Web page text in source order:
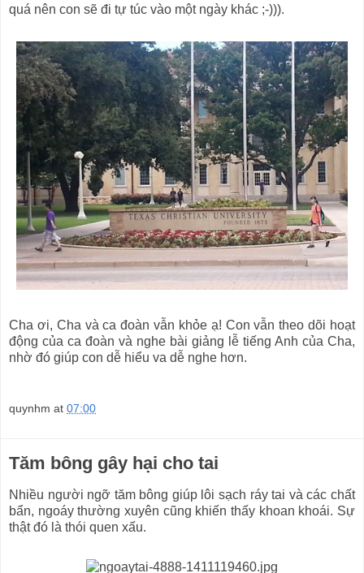
quá nên con sẽ đi tự túc vào một ngày khác ;-))).
Cha ơi, Cha và ca đoàn vẫn khỏe ạ! Con vẫn theo dõi hoạt
động của ca đoàn và nghe bài giảng lễ tiếng Anh của Cha,
nhờ đó giúp con dễ hiểu va dễ nghe hơn.
quynhm at 07:00
Tăm bông gây hại cho tai
Nhiều người ngỡ tăm bông giúp lôi sạch ráy tai và các chất
bẩn, ngoáy thường xuyên cũng khiến thấy khoan khoái. Sự
thật đó là thói quen xấu.